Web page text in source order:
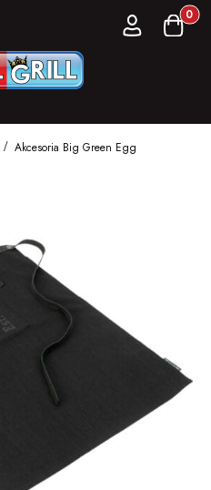
Zaloguj sięKoszyk
Akcesoria Big Green Egg